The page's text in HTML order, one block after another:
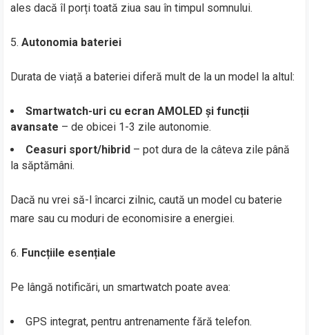
ales dacă îl porți toată ziua sau în timpul somnului.
Autonomia bateriei
Durata de viață a bateriei diferă mult de la un model la altul:
Smartwatch-uri cu ecran AMOLED și funcții
avansate – de obicei 1-3 zile autonomie.
Ceasuri sport/hibrid – pot dura de la câteva zile până
la săptămâni.
Dacă nu vrei să-l încarci zilnic, caută un model cu baterie
mare sau cu moduri de economisire a energiei.
Funcțiile esențiale
Pe lângă notificări, un smartwatch poate avea:
GPS integrat, pentru antrenamente fără telefon.